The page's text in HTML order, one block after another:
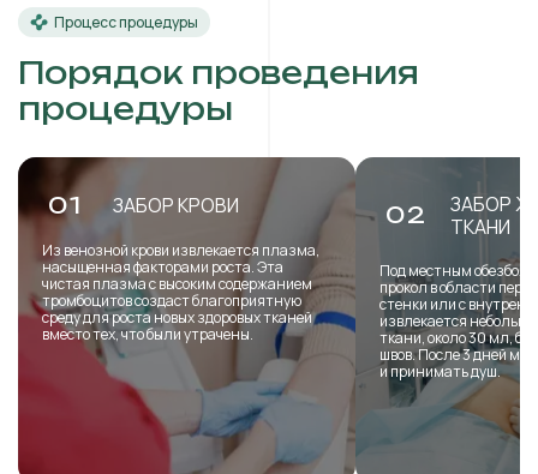
Процесс процедуры
Порядок проведения
процедуры
01 ЗАБОР КРОВИ
Из венозной крови извлекается плазма,
насыщенная факторами роста. Эта
чистая плазма с высоким содержанием
тромбоцитов создаст благоприятную
среду для роста новых здоровых тканей
вместо тех, что были утрачены.
02
ЗАБОР
ТКАНИ
Под местным
прокол в области
стенки или с
извлекается
ткани, около 30 мл,
швов. После 3 дней
и принимать душ.